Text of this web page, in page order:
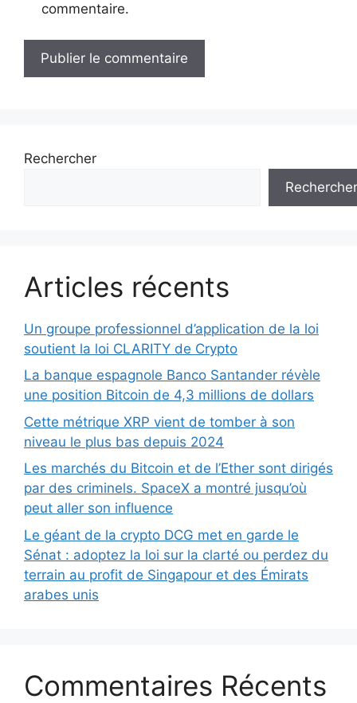
commentaire.
Rechercher
Rechercher
Articles récents
Un groupe professionnel d’application de la loi
soutient la loi CLARITY de Crypto
La banque espagnole Banco Santander révèle
une position Bitcoin de 4,3 millions de dollars
Cette métrique XRP vient de tomber à son
niveau le plus bas depuis 2024
Les marchés du Bitcoin et de l’Ether sont dirigés
par des criminels. SpaceX a montré jusqu’où
peut aller son influence
Le géant de la crypto DCG met en garde le
Sénat : adoptez la loi sur la clarté ou perdez du
terrain au profit de Singapour et des Émirats
arabes unis
Commentaires Récents